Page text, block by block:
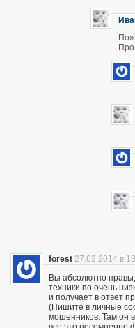
forest 27.03.2014 в
Вы абсолютно
техники по очень
и получает в ответ
(Пишите в личные
мошенников. Там он